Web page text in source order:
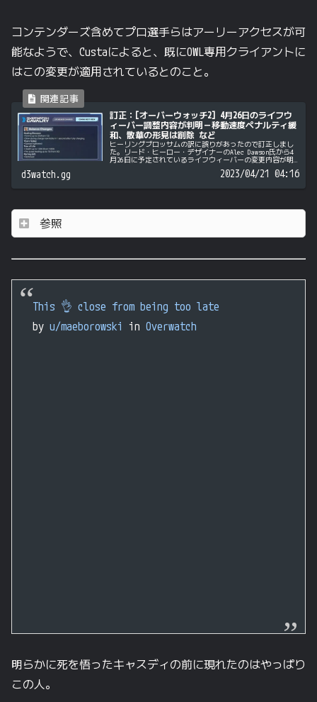
コンテンダーズ含めてプロ選手らはアーリーアクセスが可
能なようで、Custaによると、既にOWL専用クライアントに
はこの変更が適用されているとのこと。
訂正：[オーバーウォッチ2] 4月26日のライフウ
ィーバー調整内容が判明－移動速度ペナルティ緩
和、散華の形見は削除 など
ヒーリングブロッサムの訳に誤りがあったので訂正しまし
た。リード・ヒーロー・デザイナーのAlec Dawson氏から4
月26日に予定されているライフウィーバーの変更内容が明
d3watch.gg 2023/04/21 04:16
参照
This 👌 close from being too late
by u/maeborowski in Overwatch
明らかに死を悟ったキャスディの前に現れたのはやっぱり
この人。